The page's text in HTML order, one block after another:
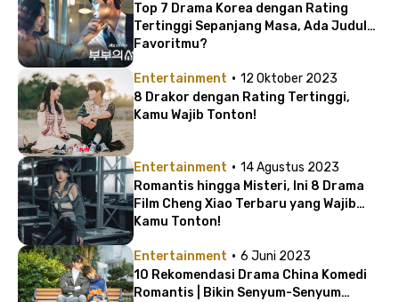
Top 7 Drama Korea dengan Rating
Tertinggi Sepanjang Masa, Ada Judul
Favoritmu?
Entertainment · 12 Oktober 2023
8 Drakor dengan Rating Tertinggi,
Kamu Wajib Tonton!
Entertainment · 14 Agustus 2023
Romantis hingga Misteri, Ini 8 Drama
Film Cheng Xiao Terbaru yang Wajib
Kamu Tonton!
Entertainment · 6 Juni 2023
10 Rekomendasi Drama China Komedi
Romantis | Bikin Senyum-Senyum